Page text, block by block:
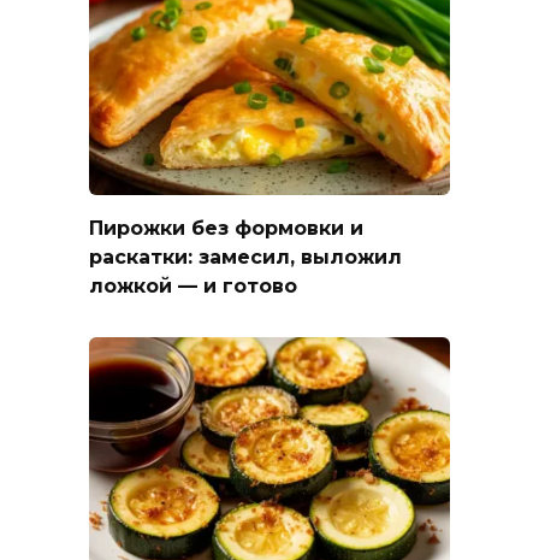
Пирожки без формовки и
раскатки: замесил, выложил
ложкой — и готово